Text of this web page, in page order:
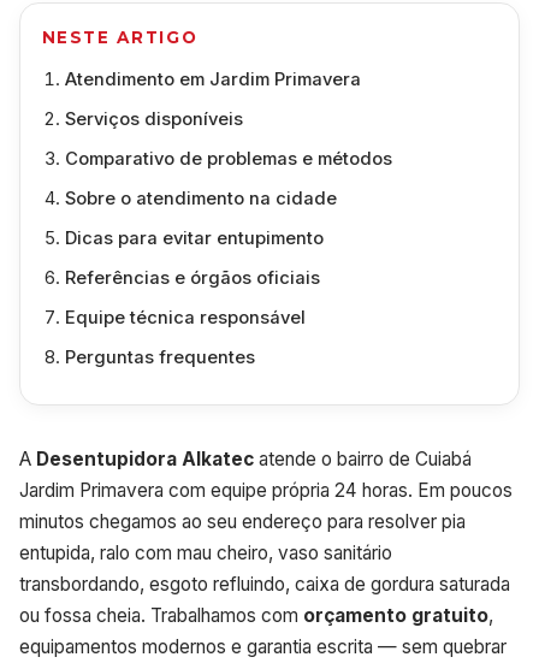
NESTE ARTIGO
Atendimento em Jardim Primavera
Serviços disponíveis
Comparativo de problemas e métodos
Sobre o atendimento na cidade
Dicas para evitar entupimento
Referências e órgãos oficiais
Equipe técnica responsável
Perguntas frequentes
A Desentupidora Alkatec atende o bairro de Cuiabá
Jardim Primavera com equipe própria 24 horas. Em poucos
minutos chegamos ao seu endereço para resolver pia
entupida, ralo com mau cheiro, vaso sanitário
transbordando, esgoto refluindo, caixa de gordura saturada
ou fossa cheia. Trabalhamos com orçamento gratuito,
equipamentos modernos e garantia escrita — sem quebrar